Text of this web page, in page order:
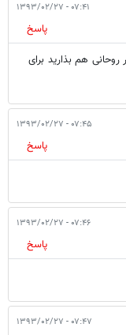
۰۷:۴۱ - ۱۳۹۳/۰۲/۲۷
پاسخ
روحانی هم بذارید برای
۰۷:۴۵ - ۱۳۹۳/۰۲/۲۷
پاسخ
۰۷:۴۶ - ۱۳۹۳/۰۲/۲۷
پاسخ
۰۷:۴۷ - ۱۳۹۳/۰۲/۲۷